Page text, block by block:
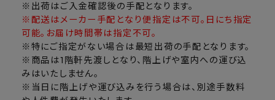
※出荷はご入金確認後の手配となります。
※配送はメーカー手配となり便指定は不可。日にち指定
可能。お届け時間帯は指定不可。
※特にご指定がない場合は最短出荷の手配となります。
※商品は1階軒先渡しとなり、階上げや室内への運び込
みはいたしません。
※当日に階上げや運び込みを行う場合は、別途手数料